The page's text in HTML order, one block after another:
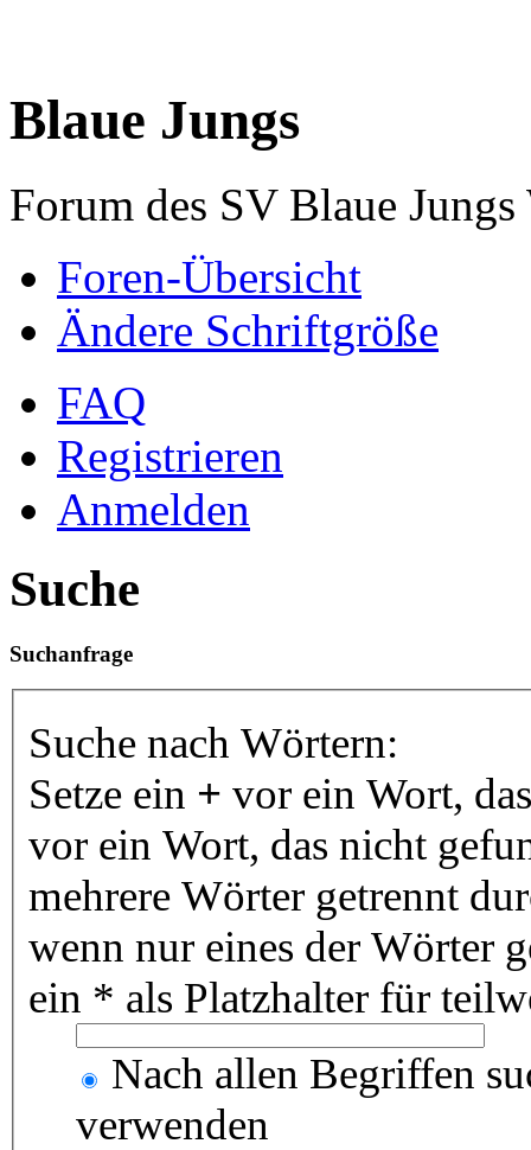
Blaue Jungs
Forum des SV Blaue
Foren-Übersicht
Ändere Schriftgröße
FAQ
Registrieren
Anmelden
Suche
Suchanfrage
Suche nach Wörtern:
Setze ein + vor ein Wort,
vor ein Wort, das nicht
mehrere Wörter getrennt
wenn nur eines der Wörter
ein * als Platzhalter für
Nach allen Begriffen
verwenden